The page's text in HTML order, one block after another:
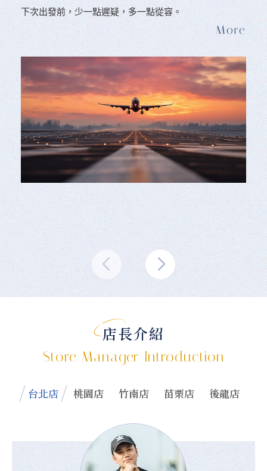
下次出發前，少一點遲疑，多一點從容。
店長介紹
Store Manager Introduction
台北店 桃園店 竹南店 苗栗店 後龍店